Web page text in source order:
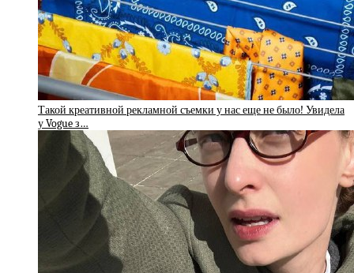
Такой креативной рекламной съемки у нас еще не было! Увидела
у Vogue з…